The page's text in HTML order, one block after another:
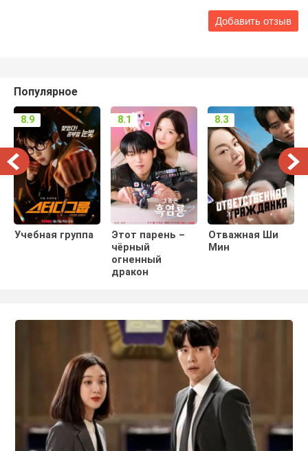
Популярное
Учебная группа
8.9
Этот парень –
чёрный
огненный
дракон
8.1
Отважная Ши
Мин
8.3